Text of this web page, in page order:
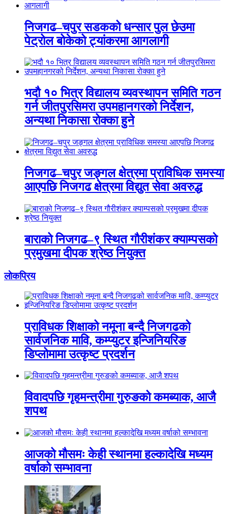
निजगढ–चपुर सडकको धन्सार पुल छेउमा
पेट्रोल बोकेको ट्यांकरमा आगलागी
भदौ १० भित्र विद्यालय व्यवस्थापन समिति गठन
गर्न जीतपुरसिमरा उपमहानगरको निर्देशन,
अन्यथा निकासा रोक्का हुने
निजगढ–चपुर जङ्गल क्षेत्रमा प्राविधिक समस्या
आएपछि निजगढ क्षेत्रमा विद्युत सेवा अवरुद्ध
बाराको निजगढ–९ स्थित गौरीशंकर क्याम्पसको
प्रमुखमा दीपक श्रेष्ठ नियुक्त
लाेकप्रिय
प्राविधक शिक्षाको नमूना बन्दै निजगढको
सार्वजनिक मावि, कम्प्युटर इन्जिनियरिङ
डिप्लोमामा उत्कृष्ट प्रदर्शन
विवादपछि गृहमन्त्रीमा गुरुङको कमब्याक, आजै
शपथ
आजको मौसमः केही स्थानमा हल्कादेखि मध्यम
वर्षाको सम्भावना